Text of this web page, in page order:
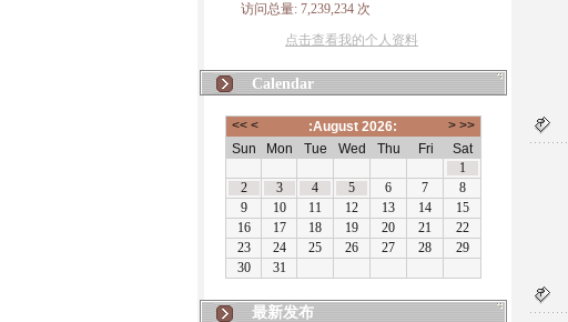
访问总量: 7,239,234 次
点击查看我的个人资料
Calendar
最新发布